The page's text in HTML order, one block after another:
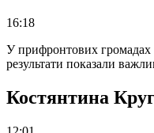
16:18
У прифронтових громадах
результати показали
Костянтина